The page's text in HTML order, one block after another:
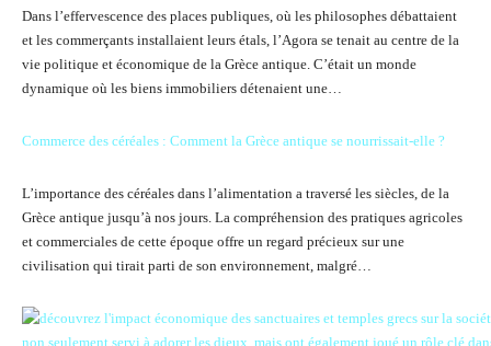
Dans l’effervescence des places publiques, où les philosophes débattaient
et les commerçants installaient leurs étals, l’Agora se tenait au centre de la
vie politique et économique de la Grèce antique. C’était un monde
dynamique où les biens immobiliers détenaient une…
Commerce des céréales : Comment la Grèce antique se nourrissait-elle ?
L’importance des céréales dans l’alimentation a traversé les siècles, de la
Grèce antique jusqu’à nos jours. La compréhension des pratiques agricoles
et commerciales de cette époque offre un regard précieux sur une
civilisation qui tirait parti de son environnement, malgré…